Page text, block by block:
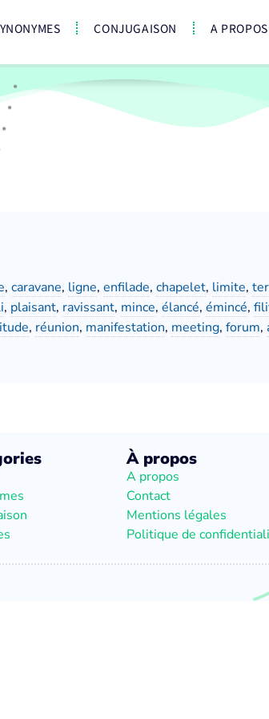
CONJUGAISON A
, caravane, ligne, enfilade, chapelet, limite,
, plaisant, ravissant, mince, élancé, émincé,
, réunion, manifestation, meeting, forum,
À propos
A propos
Contact
Mentions légales
Politique de